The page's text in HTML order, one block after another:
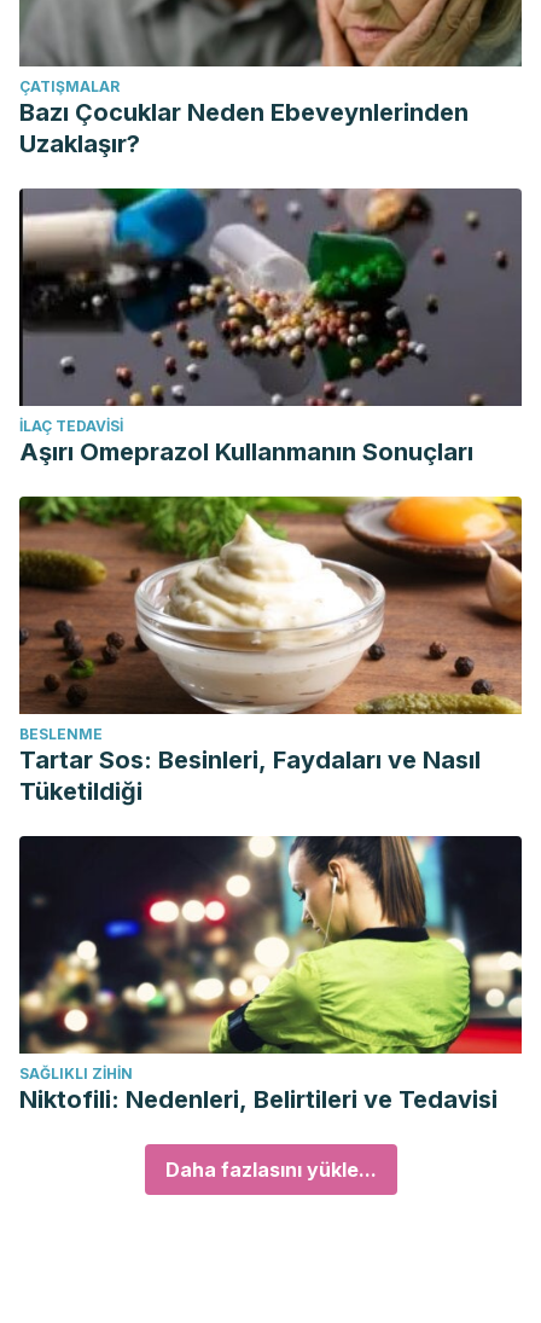
ÇATIŞMALAR
Bazı Çocuklar Neden Ebeveynlerinden
Uzaklaşır?
İLAÇ TEDAVISI
Aşırı Omeprazol Kullanmanın Sonuçları
BESLENME
Tartar Sos: Besinleri, Faydaları ve Nasıl
Tüketildiği
SAĞLIKLI ZIHIN
Niktofili: Nedenleri, Belirtileri ve Tedavisi
Daha fazlasını yükle...